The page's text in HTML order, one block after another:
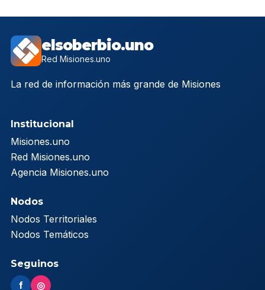
elsoberbio.uno
Red Misiones.uno
La red de información más grande de Misiones
Institucional
Misiones.uno
Red Misiones.uno
Agencia Misiones.uno
Nodos
Nodos Territoriales
Nodos Temáticos
Seguinos
f ◎